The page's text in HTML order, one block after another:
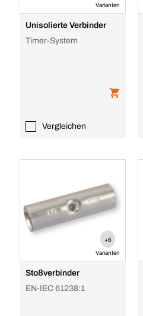
Varianten
Unisolierte Verbinder
Timer-System
Vergleichen
+6
Varianten
Stoßverbinder
EN-IEC 61238:1